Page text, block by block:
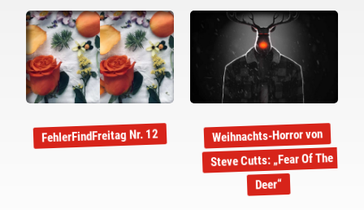
FehlerFindFreitag Nr. 12 Weihnachts-Horror von
Steve Cutts: „Fear Of The
Deer“